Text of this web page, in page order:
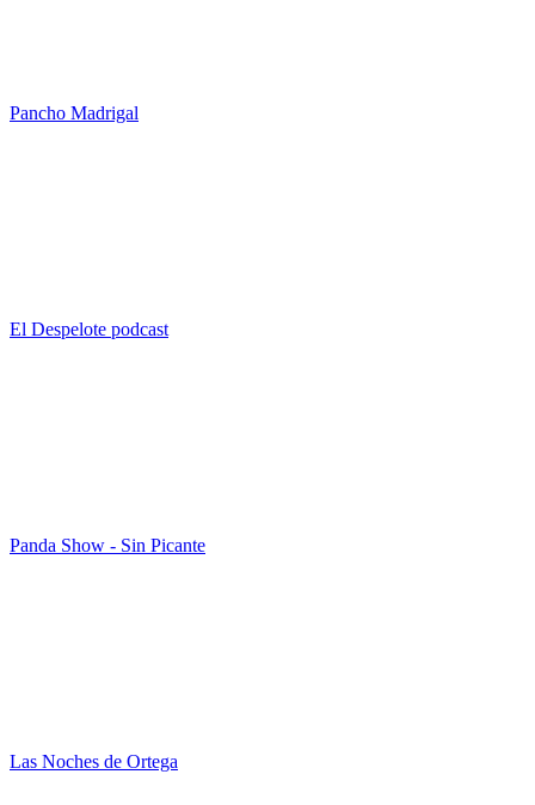
Pancho Madrigal
El Despelote podcast
Panda Show - Sin Picante
Las Noches de Ortega